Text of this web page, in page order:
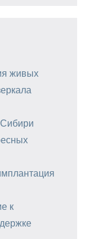
живых
к